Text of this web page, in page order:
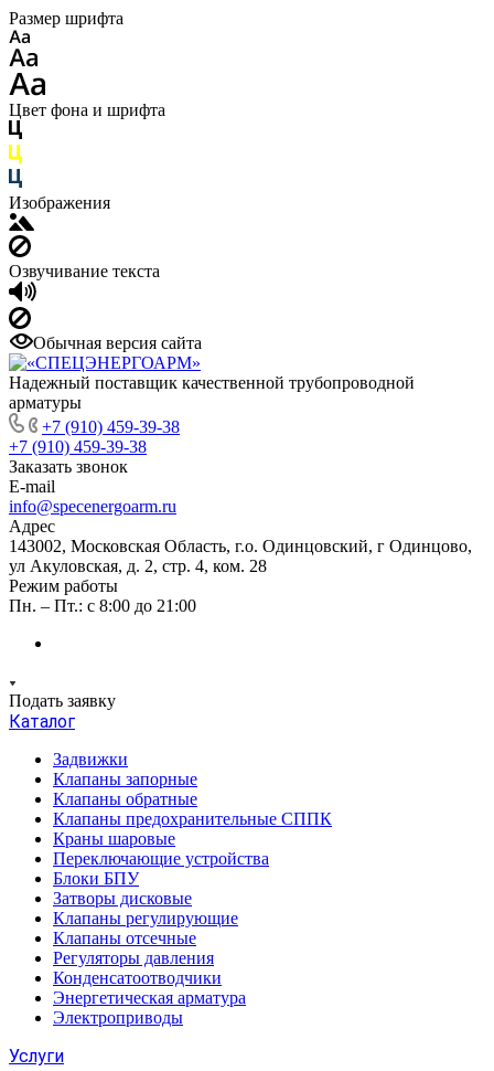
Размер шрифта
Цвет фона и шрифта
Изображения
Озвучивание текста
Обычная версия сайта
Надежный поставщик качественной трубопроводной
арматуры
+7 (910) 459-39-38
+7 (910) 459-39-38
Заказать звонок
E-mail
info@specenergoarm.ru
Адрес
143002, Московская Область, г.о. Одинцовский, г Одинцово,
ул Акуловская, д. 2, стр. 4, ком. 28
Режим работы
Пн. – Пт.: с 8:00 до 21:00
Подать заявку
Каталог
Задвижки
Клапаны запорные
Клапаны обратные
Клапаны предохранительные СППК
Краны шаровые
Переключающие устройства
Блоки БПУ
Затворы дисковые
Клапаны регулирующие
Клапаны отсечные
Регуляторы давления
Конденсатоотводчики
Энергетическая арматура
Электроприводы
Услуги